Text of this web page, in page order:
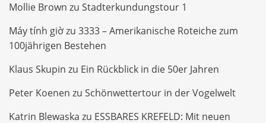
Mollie Brown zu Stadterkundungstour 1
Máy tính giờzu 3333 – Amerikanische Roteiche zum
100jährigen Bestehen
Klaus Skupin zu Ein Rückblick in die 50er Jahren
Peter Koenen zu Schönwettertour in der Vogelwelt
Katrin Blewaska zu ESSBARES KREFELD: Mit neuen